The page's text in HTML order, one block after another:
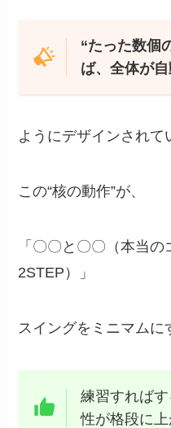
“たった数個
ば、全体が
ようにデザインされて
この“核の動作”が、
「〇〇と〇〇（本当
2STEP）」
スイングをミニマムに
練習すれば
性が格段に上